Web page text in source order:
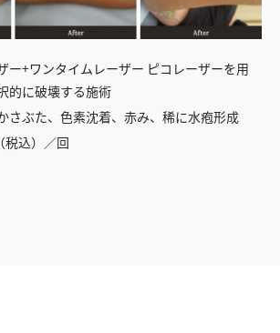
ー+ワンタイムレーザー ピコレーザーを用
的に破壊する施術
さぶた、色素沈着、赤み、稀に水疱形成
税込）／回